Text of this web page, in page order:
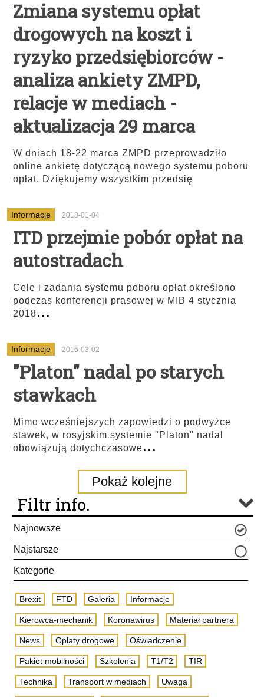
Zmiana systemu opłat
drogowych na koszt i
ryzyko przedsiębiorców -
analiza ankiety ZMPD,
relacje w mediach -
aktualizacja 29 marca
W dniach 18-22 marca ZMPD przeprowadziło
online ankietę dotyczącą nowego systemu poboru
opłat. Dziękujemy wszystkim przedsię
Informacje 2018-01-04
ITD przejmie pobór opłat na
autostradach
Cele i zadania systemu poboru opłat określono
podczas konferencji prasowej w MIB 4 stycznia
2018...
Informacje 2016-03-02
"Platon" nadal po starych
stawkach
Mimo wcześniejszych zapowiedzi o podwyżce
stawek, w rosyjskim systemie "Platon" nadal
obowiązują dotychczasowe...
Pokaż kolejne
Filtr info.
Najnowsze
Najstarsze
Kategorie
Brexit FTD Galeria Informacje
Kierowca-mechanik Koronawirus Materiał partnera
News Opłaty drogowe Oświadczenie
Pakiet mobilności Szkolenia T1/T2 TIR
Technika Transport w mediach Uwaga